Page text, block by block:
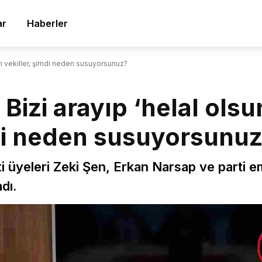
Haberler
vekiller, şimdi neden susuyorsunuz?
arayıp ‘helal
neden
üyeleri Zeki Şen, Erkan Narsap ve parti